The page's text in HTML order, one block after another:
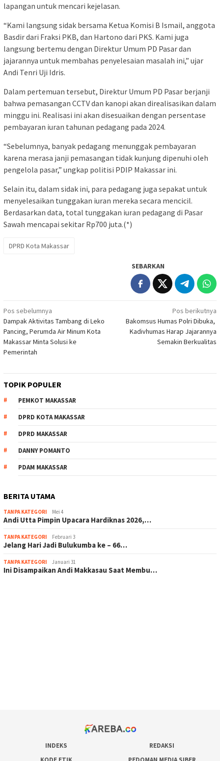
lapangan untuk mencari kejelasan.
“Kami langsung sidak bersama Ketua Komisi B Ismail, anggota
Basdir dari Fraksi PKB, dan Hartono dari PKS. Kami juga
langsung bertemu dengan Direktur Umum PD Pasar dan
jajarannya untuk membahas penyelesaian masalah ini,” ujar
Andi Tenri Uji Idris.
Dalam pertemuan tersebut, Direktur Umum PD Pasar berjanji
bahwa pemasangan CCTV dan kanopi akan direalisasikan dalam
minggu ini. Realisasi ini akan disesuaikan dengan persentase
pembayaran iuran tahunan pedagang pada 2024.
“Sebelumnya, banyak pedagang menunggak pembayaran
karena merasa janji pemasangan tidak kunjung dipenuhi oleh
pengelola pasar,” ungkap politisi PDIP Makassar ini.
Selain itu, dalam sidak ini, para pedagang juga sepakat untuk
menyelesaikan tunggakan iuran mereka secara mencicil.
Berdasarkan data, total tunggakan iuran pedagang di Pasar
Sawah mencapai sekitar Rp700 juta.(*)
DPRD Kota Makassar
SEBARKAN
Navigasi
pos
Pos sebelumnya
Dampak Aktivitas Tambang di Leko
Pancing, Perumda Air Minum Kota
Makassar Minta Solusi ke
Pemerintah
Pos berikutnya
Bakomsus Humas Polri Dibuka,
Kadivhumas Harap Jajarannya
Semakin Berkualitas
TOPIK POPULER
PEMKOT MAKASSAR
DPRD KOTA MAKASSAR
DPRD MAKASSAR
DANNY POMANTO
PDAM MAKASSAR
BERITA UTAMA
TANPA KATEGORI Mei 4
Andi Utta Pimpin Upacara Hardiknas 2026,…
TANPA KATEGORI Februari 3
Jelang Hari Jadi Bulukumba ke – 66…
TANPA KATEGORI Januari 31
Ini Disampaikan Andi Makkasau Saat Membu…
INDEKS
REDAKSI